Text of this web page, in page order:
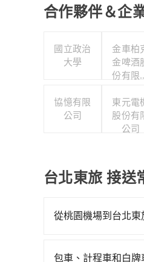
合作夥伴＆企
國立政治
大學
金車柏
金啤酒
份有限
協憶有限
公司
東元電
股份有
公司
台北東旅 接送
從桃園機場到台北東
到車，也可考慮打電
包車、計程車和白